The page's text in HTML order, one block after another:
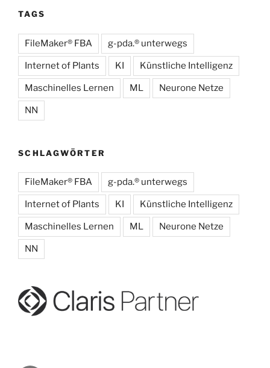
TAGS
FileMaker® FBA g-pda.® unterwegs
Internet of Plants KI Künstliche Intelligenz
Maschinelles Lernen ML Neurone Netze
NN
SCHLAGWÖRTER
FileMaker® FBA g-pda.® unterwegs
Internet of Plants KI Künstliche Intelligenz
Maschinelles Lernen ML Neurone Netze
NN